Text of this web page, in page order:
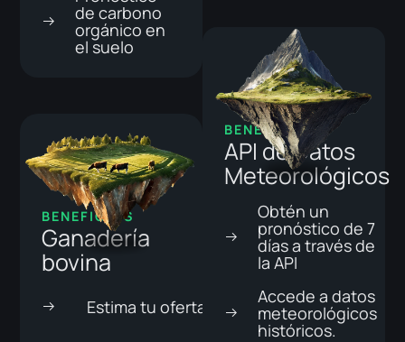
de carbono
orgánico en
el suelo
BENEFICIOS
Ganadería
bovina
Estima tu oferta forrajera
BENEFICIOS
API de Datos
Meteorológicos
Obtén un
pronóstico de 7
días a través de
la API
Accede a datos
meteorológicos
históricos.